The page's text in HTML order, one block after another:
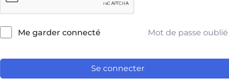
Me garder connecté Mot de passe oublié
Se connecter